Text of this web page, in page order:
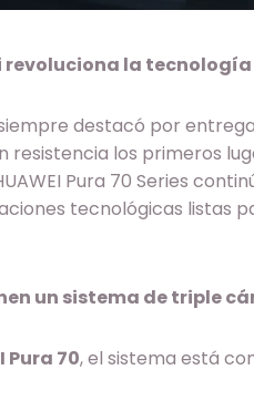
revoluciona la
siempre destacó por
resistencia los primeros
Pura 70 Series
tecnológicas listas
un sistema de triple
Pura 70, el sistema está